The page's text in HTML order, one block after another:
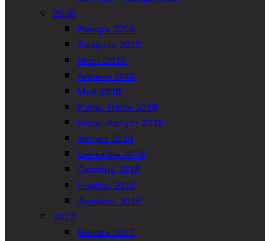
2018
Январь 2018
Февраль 2018
Март 2018
Апрель 2018
Май 2018
Июнь-Июль 2018
Июль-Август 2018
Август 2018
Сентябрь 2018
Октябрь 2018
Ноябрь 2018
Декабрь 2018
2017
Январь 2017